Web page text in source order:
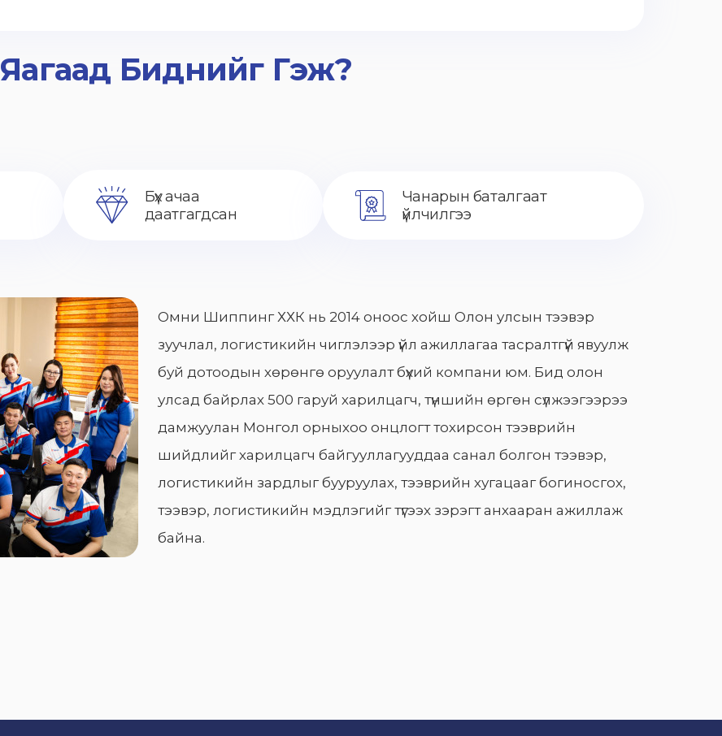
Яагаад Биднийг Гэж?
Бүх ачаа
даатгагдсан
Чанарын баталгаат
үйлчилгээ
Омни Шиппинг ХХК нь 2014 оноос хойш Олон улсын тээвэр
зуучлал, логистикийн чиглэлээр үйл ажиллагаа тасралтгүй явуулж
буй дотоодын хөрөнгө оруулалт бүхий компани юм. Бид олон
улсад байрлах 500 гаруй харилцагч, түншийн өргөн сүлжээгээрээ
дамжуулан Монгол орныхоо онцлогт тохирсон тээврийн
шийдлийг харилцагч байгууллагууддаа санал болгон тээвэр,
логистикийн зардлыг бууруулах, тээврийн хугацааг богиносгох,
тээвэр, логистикийн мэдлэгийг түгээх зэрэгт анхааран ажиллаж
байна.